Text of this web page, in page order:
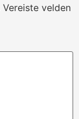
Vereiste velden